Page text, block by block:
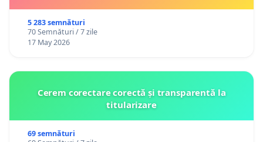
5 283 semnături
70 Semnături / 7 zile
17 May 2026
Cerem corectare corectă și transparentă la
titularizare
69 semnături